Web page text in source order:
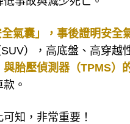
氣囊」，事後證明安全
），高底盤、高穿越
胎壓偵測器（TPMS）
。
知，非常重要！